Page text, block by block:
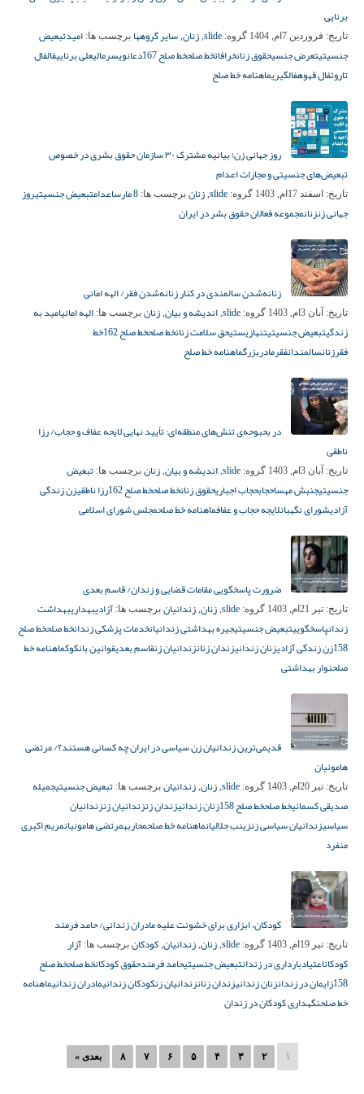
برنایی
تاریخ: فروردین 7ام, 1404 گروه: slide
, زنان, سایر گروهها برچسب ها: امیدتبعیض
جنسیتیتعرض جنسیحقوق زنانخرافاتخط صلحخط صلح 167 دعانویسرمالیعلی برناییفالفال
تاروتفال قهوهفالگیریماهنامه خط صلح
روز جهانی زن؛ بیانیه مشترک ۳۰ سازمان حقوق بشری در خصوص
تبعیض‌های جنسیتی و مجازات اعدام
تاریخ: اسفند 17ام, 1403 گروه: slide
, زنان برچسب ها: 8 مارس اعدامتبعیض جنسیتیروز
جهانی زنزنانمجموعه فعالان حقوق بشر در ایران
زنانه‌شدن سالمندی در کنار زنانه‌شدن فقر/ الهه امانی
تاریخ: آبان 3ام, 1403 گروه: slide
, اندیشه و بیان, زنان برچسب ها: الهه امانیامید به
زندگیتبعیض جنسیتیتنهازیستیحق سلامت زنانخط صلحخط صلح 162
خط
فقرزنانسالمندانفقرمادربزرگماهنامه خط صلح
در بحبوحه‌ی تنش‌های منطقه‌ای: تأیید نهایی لایحه عفاف و حجاب/ رزا
ناطقی
تاریخ: آبان 3ام, 1403 گروه: slide
, اندیشه و بیان, زنان برچسب ها: تبعیض
جنسیتیجنبش مهساحجابحجاب اجباریحقوق زنانخط صلحخط صلح 162 رزا ناطقیزن زندگی
آزادیشورای نگهبانلایجه حجاب و عفافماهنامه خط صلحمجلس شورای اسلامی
ضرورت پاسخگویی مقامات قضایی و زندان/ قاسم بعدی
تاریخ: تیر 21ام, 1403 گروه: slide
, زنان, زندانیان برچسب ها: آزادیبهداریبهداشت
زندانپاسخگوییتبعیض جنسیتیجیره بهداشتی زندانیانخدمات پزشکی زندانخط صلحخط صلح
158زن زندگی آزادیزنان زندانیزندان زنانزندانیان زنقاسم بعدیقوانین بانکوکماهنامه خط
صلحنوار بهداشتی
قدیمی‌ترین زندانیان زن سیاسی در ایران چه کسانی هستند؟/ مرتضی
هامونیان
تاریخ: تیر 20ام, 1403 گروه: slide
, زنان, زندانیان برچسب ها: تبعیض جنسیتیجمیله
صدیقی کسمائیخط صلحخط صلح 158 زنان زندانیزندان زنزندانیان زنزندانیان
سیاسیزندانیان سیاسی زنزینب جلالیانماهنامه خط صلحمحاربهمرتضی هامونیانمریم اکبری
منفرد
کودکان، ابزاری برای خشونت علیه مادران زندانی/ حامد فرمند
تاریخ: تیر 19ام, 1403 گروه: slide
, زنان, زندانیان, کودکان برچسب ها: آزار
کودکاناعتیادبارداری در زندانتبعیض جنسیتیحامد فرمندحقوق کودکانخط صلحخط صلح
158زایمان در زندانزنان زندانیزندان زنانزندانیان زنکودکان زندانیمادران زندانیماهنامه
خط صلحنگهداری کودکان در زندان
۱ ۲ ۳ ۴ ۵ ۶ ۷ ۸ بعدی »